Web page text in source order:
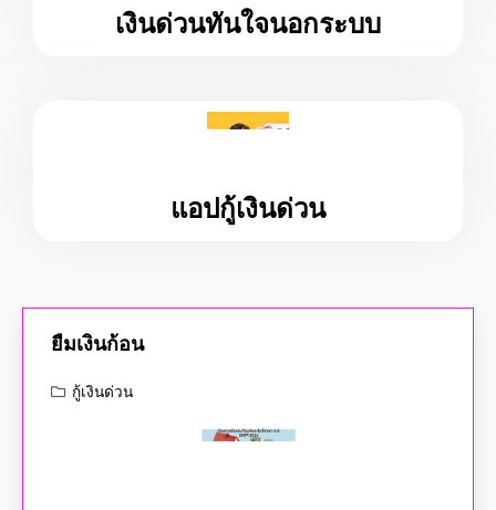
เงินด่วนทันใจนอกระบบ
กู้เงินด่วน